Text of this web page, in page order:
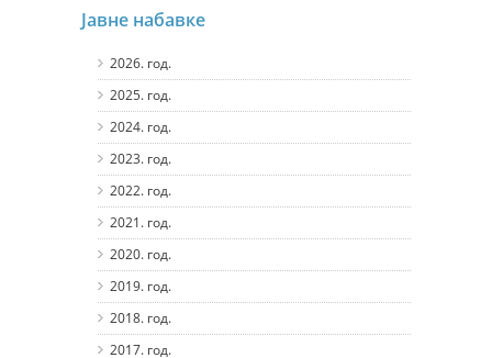
Јавне набавке
2026. год.
2025. год.
2024. год.
2023. год.
2022. год.
2021. год.
2020. год.
2019. год.
2018. год.
2017. год.